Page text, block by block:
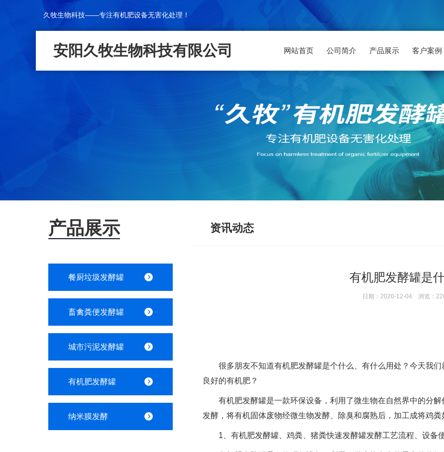
久牧生物科技——专注有机肥设备无害化处理！
安阳久牧生物科技有限公司 网站首页 公司简介 产品展示 客户案例
产品展示
餐厨垃圾发酵罐
畜禽粪便发酵罐
城市污泥发酵罐
有机肥发酵罐
纳米膜发酵
资讯动态
有机肥发酵罐是
日期：2020-12-04 浏览：
很多朋友不知道有机肥发酵罐是个什么、有什么用处？今天我
良好的有机肥？
有机肥发酵罐是一款环保设备，利用了微生物在自然界中的分解
发酵，将有机固体废物经微生物发酵、除臭和腐熟后，加工成将鸡粪
1、有机肥发酵罐、鸡粪、猪粪快速发酵罐发酵工艺流程、设备